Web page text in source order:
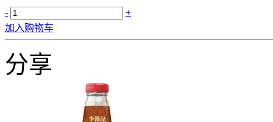
-
+
加入购物车
分享